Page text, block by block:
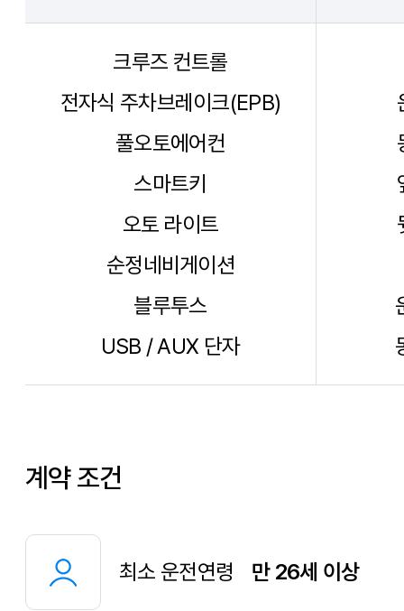
크루즈 컨트롤
전자식 주차브레이크(EPB)
풀오토에어컨
스마트키
오토 라이트
순정네비게이션
블루투스
USB / AUX 단자
계약 조건
최소 운전연령 만 26세 이상